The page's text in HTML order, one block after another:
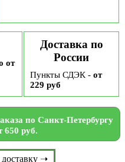
от
Доставка по
России
Пункты СДЭК - от
229 руб
по Санкт-Петербургу
650 руб.
➝